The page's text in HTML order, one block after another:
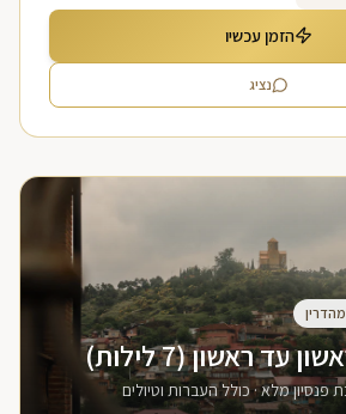
הזמן עכשיו
נציג
עד ראשון (7 לילות)
פנסיון מלא · כולל העברות וטיולים